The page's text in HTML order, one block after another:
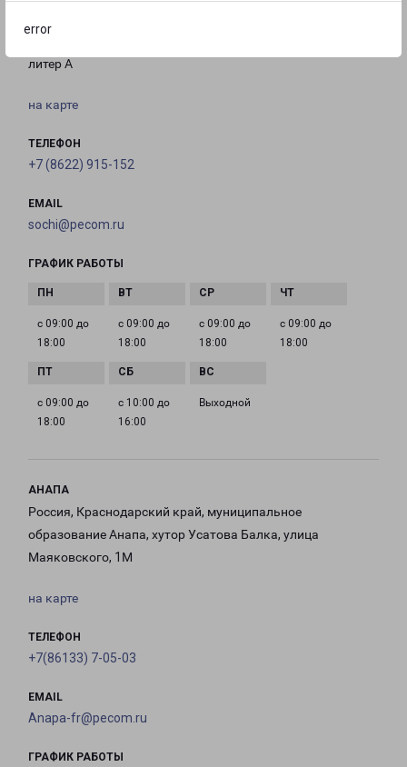
error
литер А
на карте
ТЕЛЕФОН
+7 (8622) 915-152
EMAIL
sochi@pecom.ru
ГРАФИК РАБОТЫ
с 09:00 до
18:00
с 09:00 до
18:00
с 09:00 до
18:00
с 09:00 до
18:00
с 09:00 до
18:00
с 10:00 до
16:00
Выходной
АНАПА
Россия, Краснодарский край, муниципальное
образование Анапа, хутор Усатова Балка, улица
Маяковского, 1М
на карте
ТЕЛЕФОН
+7(86133) 7-05-03
EMAIL
Anapa-fr@pecom.ru
ГРАФИК РАБОТЫ